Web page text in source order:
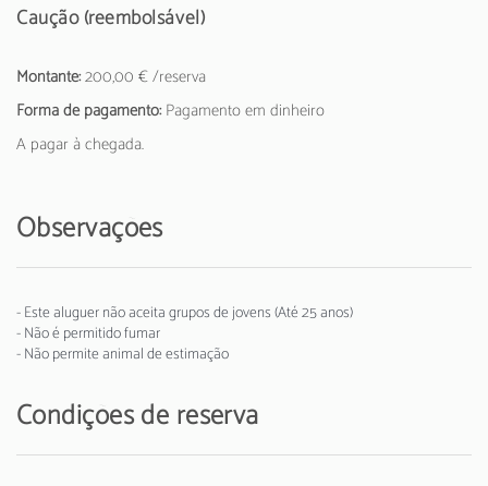
Caução (reembolsável)
Montante:200,00 € /reserva
Forma de pagamento:Pagamento em dinheiro
A pagar à chegada.
Observações
- Este aluguer não aceita grupos de jovens (Até 25 anos)
- Não é permitido fumar
- Não permite animal de estimação
Condições de reserva